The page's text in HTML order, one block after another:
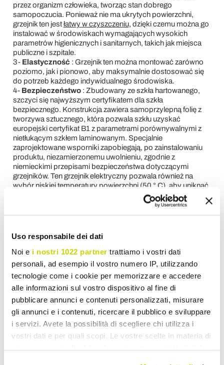
Uso responsabile dei dati
Noi e i nostri 1022 partner trattiamo i vostri dati
personali, ad esempio il vostro numero IP, utilizzando
tecnologie come i cookie per memorizzare e accedere
alle informazioni sul vostro dispositivo al fine di
pubblicare annunci e contenuti personalizzati, misurare
gli annunci e i contenuti, ricercare il pubblico e sviluppare
i servizi. Avete la possibilità di scegliere chi utilizza i
vostri dati e per quali scopi. Le vostre scelte in materia di
przez organizm człowieka, tworząc stan dobrego
samopoczucia. Ponieważ nie ma ukrytych powierzchni,
grzejnik ten jestłatwy w czyszczeniu, dzięki czemu można go
instalować w środowiskach wymagających wysokich
parametrów higienicznych i sanitarnych, takich jak miejsca
publiczne i szpitale.
3- Elastyczność : Grzejnik ten można montować zarówno
poziomo, jak i pionowo, aby maksymalnie dostosować się
do potrzeb każdego indywidualnego środowiska.
4- Bezpieczeństwo: Zbudowany ze szkła hartowanego,
szczyci się najwyższym certyfikatem dla szkła
bezpiecznego. Konstrukcja zawiera samoprzylepną folię z
tworzywa sztucznego, która pozwala szkłu uzyskać
europejski certyfikat B1 z parametrami porównywalnymi z
nietłukącym szkłem laminowanym. Specjalnie
zaprojektowane wsporniki zapobiegają, po zainstalowaniu
produktu, niezamierzonemu uwolnieniu, zgodnie z
niemieckimi przepisami bezpieczeństwa dotyczącymi
grzejników. Ten grzejnik elektryczny pozwala również na
wybór niskiej temperatury powierzchni (50 ° C), aby uniknąć
kontaktu z nadmiernie wysokimi powierzchniami dla dzieci
lub osób starszych, które mogą ich dotknąć lub nieumyślnie
się o nie oprzeć.
grzejnymi, grzejnik ten ma ograniczone wymiary całkowite,
ponieważ zmniejsza grubość płyty do minimum, osiągając
maksymalne obciążenie 6 cm od ściany.
6-Łatwość instalacji: Jonny musi tylko przymocować
7-Eko-zrównoważony rozwój: Kolekcja Viadurini Design
Radiators bierze pod uwagę środowisko, w którym żyjemy,
w rzeczywistości wszystkie użyte komponenty są starannie
dobierane pod kątem ich ekokompatybilności i możliwości
recyklingu. Dzięki zastosowaniu innowacyjnych technologii
wszystkie produkty posiadają wysoką wytrzymałość
techniczną i estetyczną, gwarantując tym samym długą